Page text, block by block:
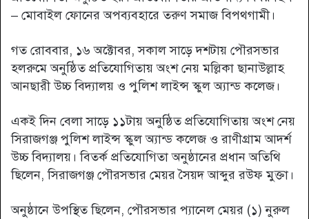
– মোবাইল ফোনের অপব্যবহারে তরুণ সমাজ বিপথগামী।
গত রোববার, ১৬ অক্টোবর, সকাল সাড়ে দশটায় পৌরসভার
হলরুমে অনুষ্ঠিত প্রতিযোগিতায় অংশ নেয় মল্লিকা ছানাউল্লাহ
আনছারী উচ্চ বিদ্যালয় ও পুলিশ লাইন্স স্কুল অ্যান্ড কলেজ।
একই দিন বেলা সাড়ে ১১টায় অনুষ্ঠিত প্রতিযোগিতায় অংশ নেয়
সিরাজগঞ্জ পুলিশ লাইন্স স্কুল অ্যান্ড কলেজ ও রাণীগ্রাম আদর্শ
উচ্চ বিদ্যালয়। বিতর্ক প্রতিযোগিতা অনুষ্ঠানের প্রধান অতিথি
ছিলেন, সিরাজগঞ্জ পৌরসভার মেয়র সৈয়দ আব্দুর রউফ মুক্তা।
অনুষ্ঠানে উপস্থিত ছিলেন, পৌরসভার প্যানেল মেয়র (১) নুরুল